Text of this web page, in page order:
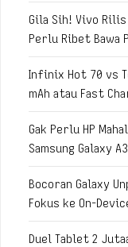
Gila Sih! Vivo
Perlu Ribet Bawa
Infinix Hot 70 vs
mAh atau Fast
Gak Perlu HP
Samsung Galaxy
Bocoran Galaxy
Fokus ke On-
Duel Tablet 2